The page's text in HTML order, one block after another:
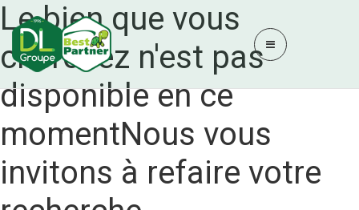
Le bien que vous
cherchez n'est pas
disponible en ce
momentNous vous
invitons à refaire votre